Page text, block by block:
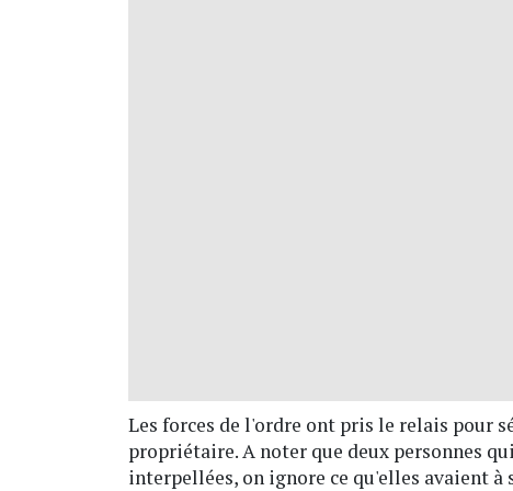
Les forces de l'ordre ont pris le relais pour
propriétaire. A noter que deux personnes
interpellées, on ignore ce qu'elles avaient à